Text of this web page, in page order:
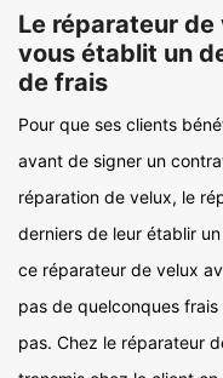
Le réparateur
vous établit un
de frais
Pour que ses clients
avant de signer un
réparation de velux, le
derniers de leur établir
ce réparateur de velux
pas de quelconques
pas. Chez le réparateur